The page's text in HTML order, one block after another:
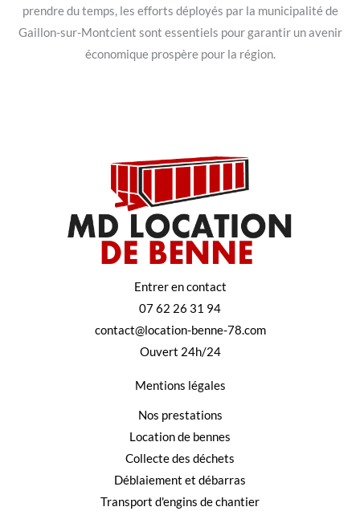
prendre du temps, les efforts déployés par la municipalité de
Gaillon-sur-Montcient sont essentiels pour garantir un avenir
économique prospère pour la région.
Entrer en contact
07 62 26 31 94
contact@location-benne-78.com
Ouvert 24h/24
Mentions légales
Nos prestations
Location de bennes
Collecte des déchets
Déblaiement et débarras
Transport d'engins de chantier